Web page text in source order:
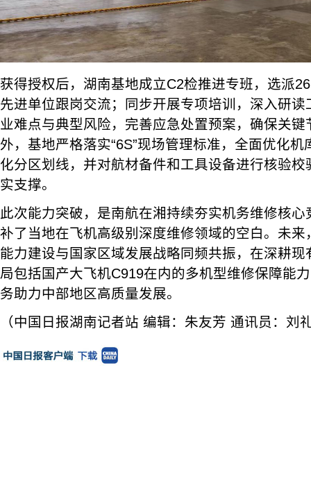
获得授权后，湖南基地成立C2检推进专班，选派
先进单位跟岗交流；同步开展专项培训，深入研
业难点与典型风险，完善应急处置预案，确保关
外，基地严格落实“6S”现场管理标准，全面优化
化分区划线，并对航材备件和工具设备进行核验
实支撑。
此次能力突破，是南航在湘持续夯实机务维修核
补了当地在飞机高级别深度维修领域的空白。未
能力建设与国家区域发展战略同频共振，在深耕
局包括国产大飞机C919在内的多机型维修保障能
务助力中部地区高质量发展。
（中国日报湖南记者站 编辑：朱友芳 通讯员：刘